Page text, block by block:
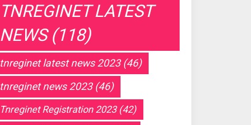
TNREGINET LATEST
NEWS(118)
tnreginet latest news 2023(46)
tnreginet news 2023(46)
Tnreginet Registration 2023(42)